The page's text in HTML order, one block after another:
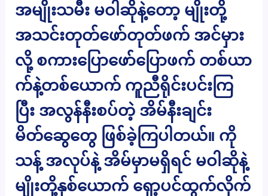
အမျိုးသမီး မဝါဆိုနဲ့တော့ မျိုးတို့
အသင်းတုတ်ဖော်တုတ်ဖက် အင်မှား
လို့ စကားပြောဖော်ပြောဖက် တစ်ယာ
က်နဲ့တစ်ယောက် ကူညီရိုင်းပင်းကြ
ပြီး အလွန်နီးစပ်တဲ့ အိမ်နီးချင်း
မိတ်ဆွေတွေ ဖြစ်ခဲ့ကြပါတယ်။ ကို
သန့် အလုပ်နဲ့ အိမ်မှာမရှိရင် မဝါဆိုနဲ့
မျိုးတို့နှစ်ယောက် ရှော့ပင်ထွက်လိုက်